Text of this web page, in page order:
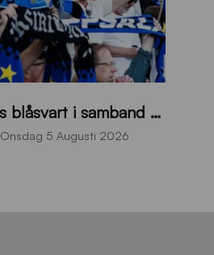
Ståplats södra färgas blåsvart i samband med nästa hemmamatch
Onsdag 5 Augusti 2026